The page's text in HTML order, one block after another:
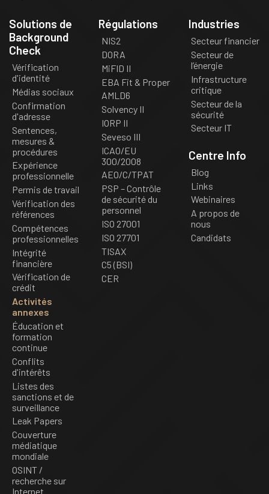
Solutions de
Background
Check
Vérification
d'identité
Médias sociaux
Confirmation
d'adresse
Sentences,
mesures &
procédures
Expérience
professionnelle
Permis de travail
Vérification des
références
Compétences
professionnelles
Intégrité
financière
Vérification de
crédit
Activités
annexes
Éducation et
formation
continue
Conflits
d'intérêts
Listes des
sanctions et de
surveillance
Leak Papers
Couverture
médiatique
mondiale
OSINT /
recherche sur
Internet
Régulations
NIS2
DORA
MiFID II
EBA Fit & Proper
AMLD6
Solvency II
IORP II
Seveso III
ICAO/EU
300/2008
AEO/C/TPAT
PSP – Contrôle
de sécurité du
personnel
ISO 27001
ISO 27701
TISAX
C5 (BSI)
CER
Industries
Secteur financier
Secteur de
l’énergie
Infrastructure
critique
Secteur de la
sécurité
Secteur IT
Centre Info
Blog
Links
Webinaires
A propos de
nous
Candidats